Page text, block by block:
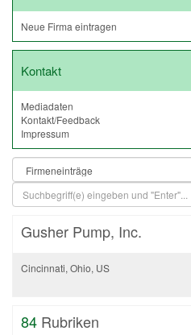
Neue Firma eintragen
Kontakt
Mediadaten
Kontakt/Feedback
Impressum
Gusher Pump, Inc.
Cincinnati, Ohio, US
84 Rubriken